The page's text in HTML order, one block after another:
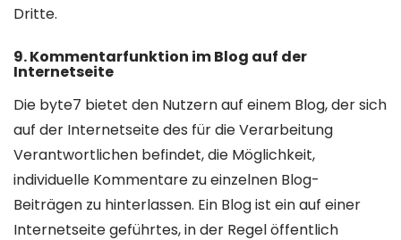
Dritte.
9. Kommentarfunktion im Blog auf der
Internetseite
Die byte7 bietet den Nutzern auf einem Blog, der sich
auf der Internetseite des für die Verarbeitung
Verantwortlichen befindet, die Möglichkeit,
individuelle Kommentare zu einzelnen Blog-
Beiträgen zu hinterlassen. Ein Blog ist ein auf einer
Internetseite geführtes, in der Regel öffentlich